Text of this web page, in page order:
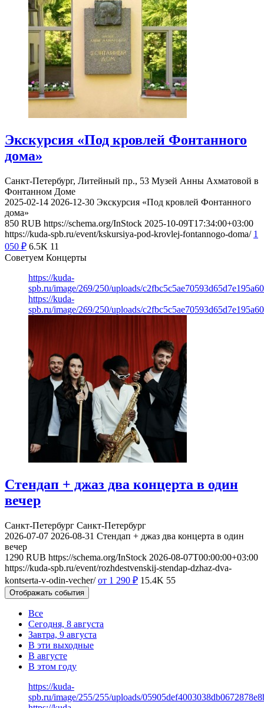
Экскурсия «Под кровлей Фонтанного
дома»
Санкт-Петербург, Литейный пр., 53 Музей Анны Ахматовой в
Фонтанном Доме
2025-02-14 2026-12-30 Экскурсия «Под кровлей Фонтанного
дома»
850 RUB https://schema.org/InStock 2025-10-09T17:34:00+03:00
https://kuda-spb.ru/event/kskursiya-pod-krovlej-fontannogo-doma/ 1
050 ₽ 6.5K 11
Советуем Концерты
https://kuda-
spb.ru/image/269/250/uploads/
https://kuda-
spb.ru/image/269/250/uploads/
Стендап + джаз два концерта в один
вечер
Санкт-Петербург Санкт-Петербург
2026-07-07 2026-08-31 Стендап + джаз два концерта в один
вечер
1290 RUB https://schema.org/InStock 2026-08-07T00:00:00+03:00
https://kuda-spb.ru/event/rozhdestvenskij-stendap-dzhaz-dva-
kontserta-v-odin-vecher/ от 1 290 ₽ 15.4K 55
Отображать события
Все
Сегодня, 8 августа
Завтра, 9 августа
В эти выходные
В августе
В этом году
https://kuda-
spb.ru/image/255/255/uploads/